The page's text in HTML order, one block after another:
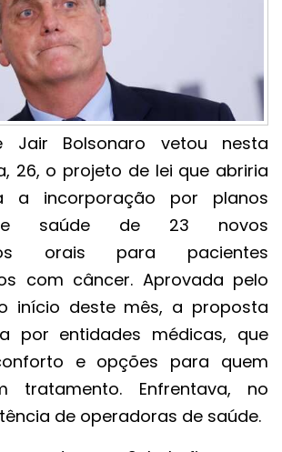
Jair Bolsonaro vetou nesta
26, o projeto de lei que abriria
a incorporação por planos
saúde de 23 novos
orais para pacientes
com câncer. Aprovada pelo
início deste mês, a proposta
por entidades médicas, que
e opções para quem
tratamento. Enfrentava, no
de operadoras de saúde.